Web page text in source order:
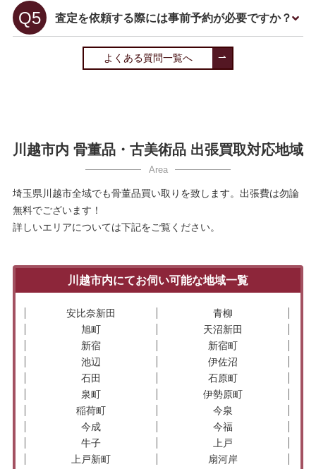
査定を依頼する際には事前予約が必要ですか？
よくある質問一覧へ
川越市内 骨董品・古美術品 出張買取対応地域
埼玉県川越市全域でも骨董品買い取りを致します。出張費は勿論
無料でございます！
詳しいエリアについては下記をご覧ください。
川越市内にてお伺い可能な地域一覧
安比奈新田
青柳
旭町
天沼新田
新宿
新宿町
池辺
伊佐沼
石田
石原町
泉町
伊勢原町
稲荷町
今泉
今成
今福
牛子
上戸
上戸新町
扇河岸